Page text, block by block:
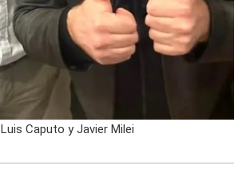
Luis Caputo y Javier Milei